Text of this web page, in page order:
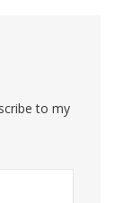
to my